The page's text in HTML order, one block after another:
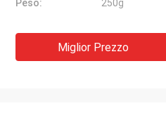
Peso:
250g
Miglior Prezzo